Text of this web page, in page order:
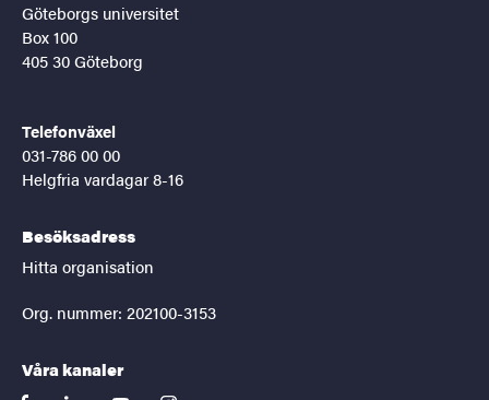
Göteborgs universitet
Box 100
405 30 Göteborg
Telefonväxel
031-786 00 00
Helgfria vardagar 8-16
Besöksadress
Hitta organisation
Org. nummer: 202100-3153
Våra kanaler